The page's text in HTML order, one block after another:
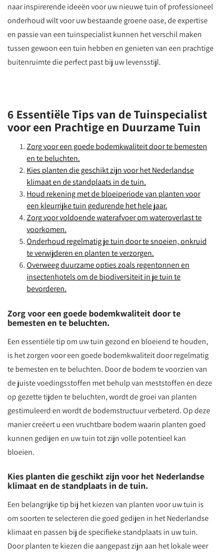
naar inspirerende ideeën voor uw nieuwe tuin of professioneel
onderhoud wilt voor uw bestaande groene oase, de expertise
en passie van een tuinspecialist kunnen het verschil maken
tussen gewoon een tuin hebben en genieten van een prachtige
buitenruimte die perfect past bij uw levensstijl.
6 Essentiële Tips van de Tuinspecialist
voor een Prachtige en Duurzame Tuin
Zorg voor een goede bodemkwaliteit door te bemesten
en te beluchten.
Kies planten die geschikt zijn voor het Nederlandse
klimaat en de standplaats in de tuin.
Houd rekening met de bloeiperiode van planten voor
een kleurrijke tuin gedurende het hele jaar.
Zorg voor voldoende waterafvoer om wateroverlast te
voorkomen.
Onderhoud regelmatig je tuin door te snoeien, onkruid
te verwijderen en planten te verzorgen.
Overweeg duurzame opties zoals regentonnen en
insectenhotels om de biodiversiteit in je tuin te
bevorderen.
Zorg voor een goede bodemkwaliteit door te
bemesten en te beluchten.
Een essentiële tip om uw tuin gezond en bloeiend te houden,
is het zorgen voor een goede bodemkwaliteit door regelmatig
te bemesten en te beluchten. Door de bodem te voorzien van
de juiste voedingsstoffen met behulp van meststoffen en deze
op gezette tijden te beluchten, wordt de groei van planten
gestimuleerd en wordt de bodemstructuur verbeterd. Op deze
manier creëert u een vruchtbare bodem waarin planten goed
kunnen gedijen en uw tuin tot zijn volle potentieel kan
bloeien.
Kies planten die geschikt zijn voor het Nederlandse
klimaat en de standplaats in de tuin.
Een belangrijke tip bij het kiezen van planten voor uw tuin is
om soorten te selecteren die goed gedijen in het Nederlandse
klimaat en passen bij de specifieke standplaats in uw tuin.
Door planten te kiezen die aangepast zijn aan het lokale weer